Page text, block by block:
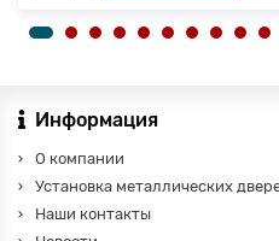
Информация
О компании
Установка металлических
Наши контакты